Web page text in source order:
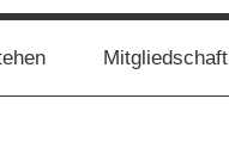
Mitgliedschaft